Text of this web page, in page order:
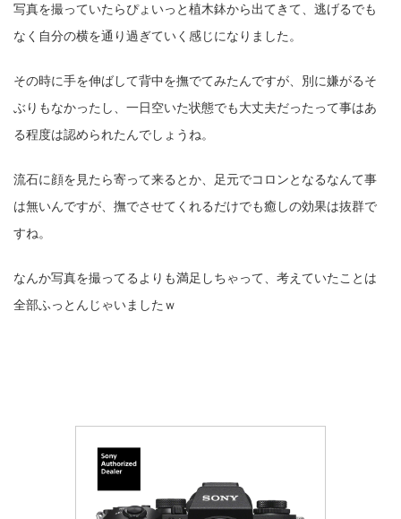
写真を撮っていたらぴょいっと植木鉢から出てきて、逃げるでも
なく自分の横を通り過ぎていく感じになりました。
その時に手を伸ばして背中を撫でてみたんですが、別に嫌がるそ
ぶりもなかったし、一日空いた状態でも大丈夫だったって事はあ
る程度は認められたんでしょうね。
流石に顔を見たら寄って来るとか、足元でコロンとなるなんて事
は無いんですが、撫でさせてくれるだけでも癒しの効果は抜群で
すね。
なんか写真を撮ってるよりも満足しちゃって、考えていたことは
全部ふっとんじゃいましたｗ